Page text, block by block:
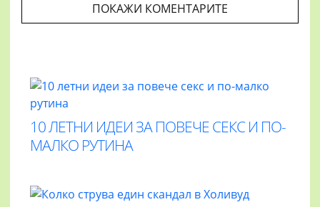
ПОКАЖИ КОМЕНТАРИТЕ
10 ЛЕТНИ ИДЕИ ЗА ПОВЕЧЕ СЕКС И ПО-
МАЛКО РУТИНА